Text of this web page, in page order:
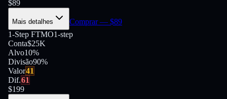
$89
Mais detalhes Comprar— $89
1-Step FTMO1-step
Conta$25K
Alvo10%
Divisão90%
Valor41
Dif.61
$199